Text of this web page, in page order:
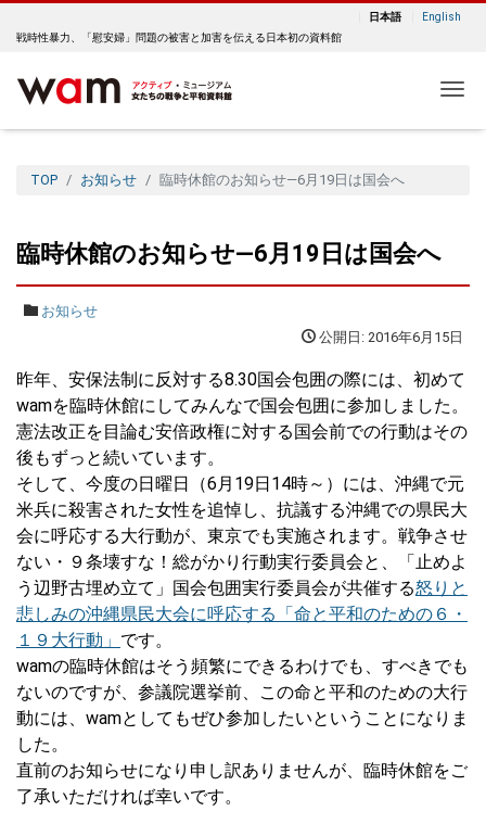
日本語
English
戦時性暴力、「慰安婦」問題の被害と加害を伝える日本初の資料館
TOP お知らせ 臨時休館のお知らせ―6月19日は国会へ
臨時休館のお知らせ―6月19日は国会へ
お知らせ
公開日: 2016年6月15日
昨年、安保法制に反対する8.30国会包囲の際には、初めて
wamを臨時休館にしてみんなで国会包囲に参加しました。
憲法改正を目論む安倍政権に対する国会前での行動はその
後もずっと続いています。
そして、今度の日曜日（6月19日14時～）には、沖縄で元
米兵に殺害された女性を追悼し、抗議する沖縄での県民大
会に呼応する大行動が、東京でも実施されます。戦争させ
ない・９条壊すな！総がかり行動実行委員会と、「止めよ
う辺野古埋め立て」国会包囲実行委員会が共催する怒りと
悲しみの沖縄県民大会に呼応する「命と平和のための６・
１９大行動」 です。
wamの臨時休館はそう頻繁にできるわけでも、すべきでも
ないのですが、参議院選挙前、この命と平和のための大行
動には、wamとしてもぜひ参加したいということになりま
した。
直前のお知らせになり申し訳ありませんが、臨時休館をご
了承いただければ幸いです。